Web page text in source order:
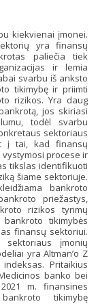
kiekvienai įmonei.
yra finansų
paliečia tiek
ir lemia
svarbu iš anksto
tikimybę ir priimti
rizikos. Yra daug
jos skiriasi
todėl svarbu
sektoriaus
į tai, kad finansų
procese ir
tikslas identifikuoti
šiame sektoriuje.
bankroto
priežastys,
rizikos tyrimų
tikimybės
finansų sektoriui.
įmonių
yra Altman’o Z
Pritaikius
banko bei
m. finansines
tikimybę